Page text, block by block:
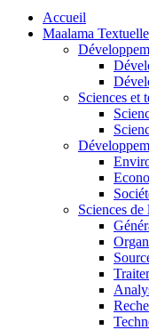
Accueil
Maalama Textuelle
Sciences et
Sciences